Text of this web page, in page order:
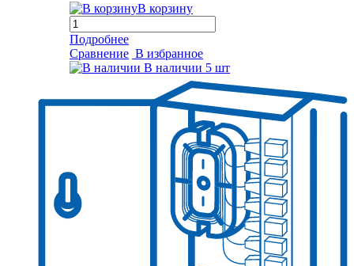
В корзину
Подробнее
Сравнение В избранное
В наличии 5 шт